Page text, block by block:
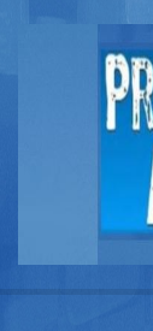
Buscador
Documentos